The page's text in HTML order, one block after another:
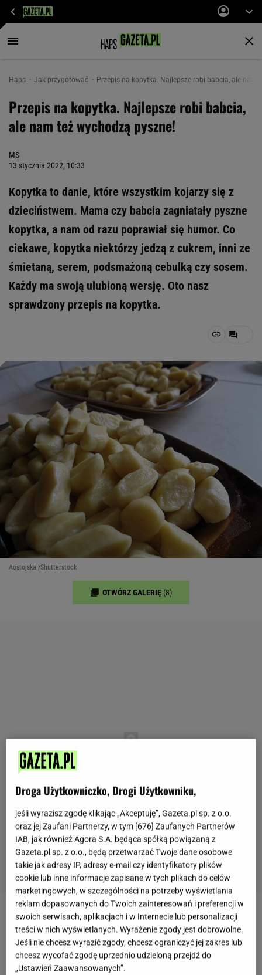
Haps Jak przygotować Przepis na kopytka. Najlepsze robi babcia, ale nam
Przepis na kopytka. Najlepsze robi babcia,
ale nam też wychodzą pyszne!
MS
13 stycznia 2022, 10:33
Kopytka to danie, które wszystkim kojarzy się z
dzieciństwem. Mama czy babcia zagniatały pyszne
kopytka, a nam od razu poprawiał się humor. Co
ciekawe, kopytka niektórzy jedzą z cukrem, inni ze
śmietaną, serem, podsmażoną cebulką czy sosem.
Każdy ma swoją ulubioną wersję. Oto nasz
sprawdzony przepis na kopytka.
Aostojska /Shutterstock
OTWÓRZ GALERIĘ (8)
Przepis na kopytka. Mnóstwo wariacji
Lubicie kopytka na słodko czy wolicie w wersji na
słono? Ile osób, tyle odpowiedzi. Kopytka można
Droga Użytkowniczko, Drogi Użytkowniku,
jeśli wyrazisz zgodę klikając „Akceptuję”, Gazeta.pl sp. z o.o.
oraz jej Zaufani Partnerzy, w tym [676] Zaufanych Partnerów
IAB, jak również Agora S.A. będąca spółką powiązaną z
Gazeta.pl sp. z o.o., będą przetwarzać Twoje dane osobowe
takie jak adresy IP, adresy e-mail czy identyfikatory plików
cookie lub inne informacje zapisane w tych plikach do celów
marketingowych, w szczególności na potrzeby wyświetlania
reklam dopasowanych do Twoich zainteresowań i preferencji w
swoich serwisach, aplikacjach i w Internecie lub personalizacji
treści w nich wyświetlanych. Wyrażenie zgody jest dobrowolne.
Jeśli nie chcesz wyrazić zgody, chcesz ograniczyć jej zakres lub
chcesz wycofać zgodę uprzednio udzieloną przejdź do
„Ustawień Zaawansowanych”.